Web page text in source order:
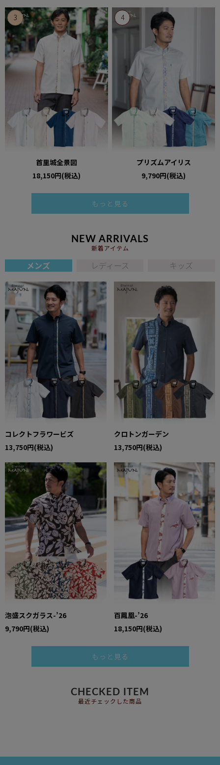
首里城全景図
18,150円(税込)
プリズムアイリス
9,790円(税込)
もっと見る
NEW ARRIVALS
新着アイテム
メンズ レディース キッズ
コレクトフラワービズ
13,750円(税込)
クロトンガーデン
13,750円(税込)
泡盛スクガラス-’26
9,790円(税込)
百鳳凰-’26
18,150円(税込)
もっと見る
CHECKED ITEM
最近チェックした商品